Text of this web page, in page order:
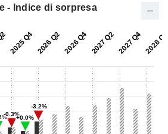
- Indice di sorpresa